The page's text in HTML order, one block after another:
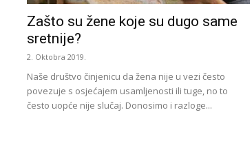
Zašto su žene koje su dugo same
sretnije?
2. Oktobra 2019.
Naše društvo činjenicu da žena nije u vezi često
povezuje s osjećajem usamljenosti ili tuge, no to
često uopće nije slučaj. Donosimo i razloge...